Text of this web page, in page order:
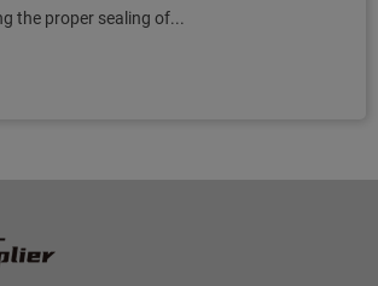
the proper sealing of...